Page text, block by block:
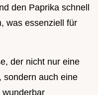
den Paprika schnell
was essenziell für
der nicht nur eine
sondern auch eine
wunderbar